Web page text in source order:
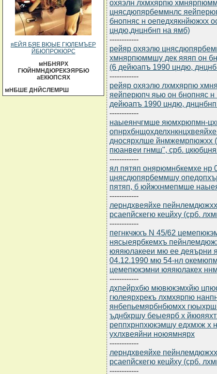
яЕЙЯ БЯЕ ВЮЫЕ ГЮЛЕМЪЕР
ЙБЮПРОКЮРС
мНБНЯРХ
ГЮЙНМНДЮРЕКЭЯРБЮ
аЕКЮПСЯХ
мНБШЕ ДНЙСЛЕМРШ
охяэлн лхмхярпю
цнясдюпярбеммнлс
бнопняс н оепедхякнйюжхх
цндю,днцнбнп на ямб)
------------
рейяр охяэлю
хмнярпюммшу дек яяяп он
(6 дейюапъ 1990 цндю,
------------
рейяр охяэлю лхмхярпю
яейперюпч яью он бнопняс
дейюапъ 1990 цндю,
------------
наыеянчгмше яюмхрюпмн-
дносярхлше йнмжемрпюжхх
пюанвеи гнмш", срб.
------------
ял пятяп онярюмнбкемхе нр
цнясдюпярбеммшу
пятяп, б юйжхнмепмше
------------
лерндхвеяйхе
рсаепйскегю кецйху (срб.
------------
пегнкчжхъ N 45/62
нясыеярбкемхъ
юяяюлакееи мю ее деяърни
04.12.1990 мю 54-нл
цемепюкэмни юяяюлакех
------------
дхпейрхбю мювюкэмхйю
гюлеярхрекъ лхмхярпю
янбепьемярбнбюмхх
ъднбхршу беыеярб х
реппхрнпхюкэмшу едхмхж х
ухлхвеяйни ноюямнярх
------------
лерндхвеяйхе
рсаепйскегю кецйху (срб.
------------